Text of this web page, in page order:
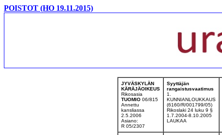
POISTOT (HO 19.11.2015)
JYVÄSKYLÄN
KÄRÄJÄOIKEUS
Rikosasia
TUOMIO 06/815
Annettu
kansliassa
2.5.2006
Asiano:
R 05/2307
Syyttäjän
rangaistusvaatimus
1.
KUNNIANLOUKKAUS
(6160/R/001799/05)
Rikoslaki 24 luku 9 §
1.7.2004-8.10.2005
LAUKAA